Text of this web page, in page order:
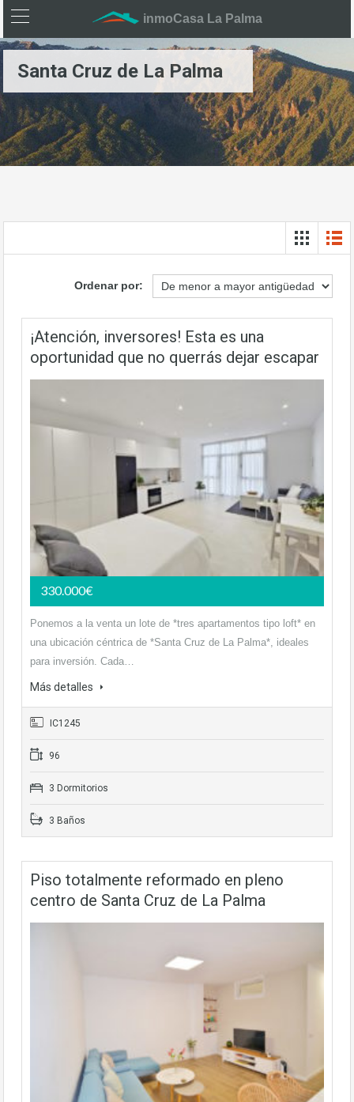
inmoCasa La Palma
Santa Cruz de La Palma
Ordenar por:
¡Atención, inversores! Esta es una
oportunidad que no querrás dejar escapar
330.000€
Ponemos a la venta un lote de *tres apartamentos tipo loft* en
una ubicación céntrica de *Santa Cruz de La Palma*, ideales
para inversión. Cada…
Más detalles
IC1245
96
3 Dormitorios
3 Baños
Piso totalmente reformado en pleno
centro de Santa Cruz de La Palma